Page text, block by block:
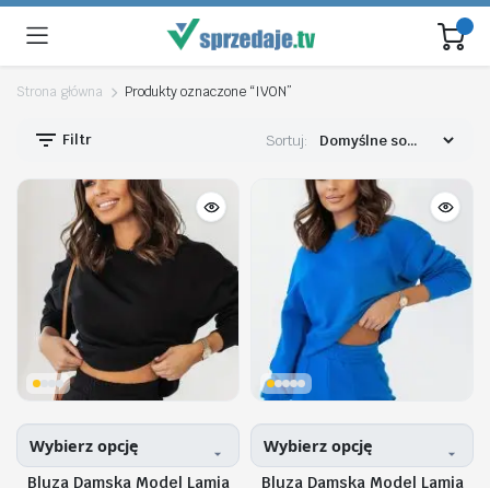
Strona główna Produkty oznaczone “IVON”
Filtr Sortuj:
Wybierz opcję
Bluza Damska Model Lamia
Wybierz opcję
Bluza Damska Model Lamia